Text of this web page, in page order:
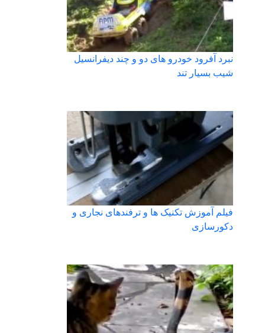
نبرد آفرود خودرو های دو و چند دیفرانسیل
شیب بسیار تند
فیلم آموزش تکنیک ها و ترفندهای نجاری و
دکورسازی